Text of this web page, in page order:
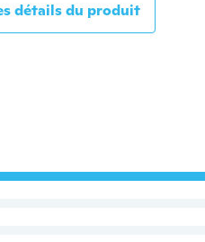
détails du produit